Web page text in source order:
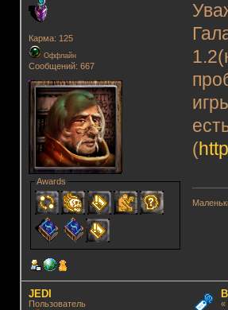
Карма: 125
Оффлайн
Сообщений: 667
Awards
(
JEDI
Пользователь «